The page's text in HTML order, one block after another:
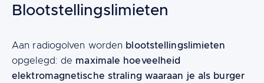
Blootstellingslimieten
Content
Aan radiogolven worden blootstellingslimieten
opgelegd: de maximale hoeveelheid
elektromagnetische straling waaraan je als burger